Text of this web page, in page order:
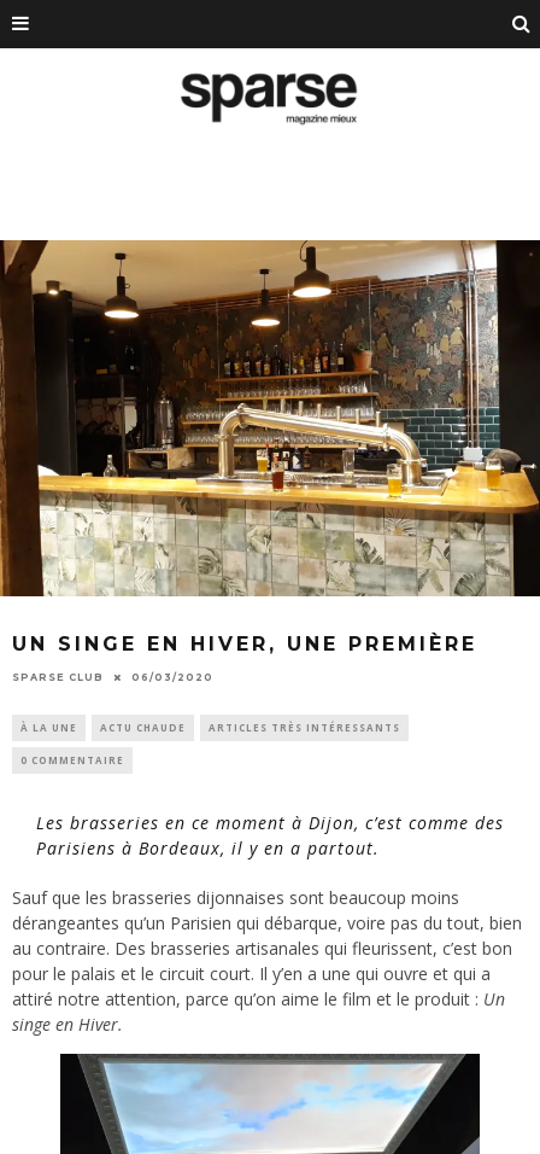
UN SINGE EN HIVER, UNE PREMIÈRE
SPARSE CLUB 06/03/2020
À LA UNE ACTU CHAUDE ARTICLES TRÈS INTÉRESSANTS
0 COMMENTAIRE
Les brasseries en ce moment à Dijon, c’est comme des
Parisiens à Bordeaux, il y en a partout.
Sauf que les brasseries dijonnaises sont beaucoup moins
dérangeantes qu’un Parisien qui débarque, voire pas du tout, bien
au contraire. Des brasseries artisanales qui fleurissent, c’est bon
pour le palais et le circuit court. Il y’en a une qui ouvre et qui a
attiré notre attention, parce qu’on aime le film et le produit : Un
singe en Hiver.